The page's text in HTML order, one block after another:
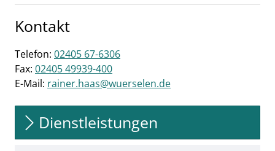
Kontakt
Telefon: 02405 67-6306
Fax: 02405 49939-400
E-Mail: rainer.haas@wuerselen.de
Dienstleistungen